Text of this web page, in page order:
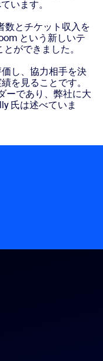
います。
数とチケット収入を
という新しいテ
ができました。
し、協力相手を決
を見ることです。
ーであり、弊社に大
氏は述べていま
当へのお問い合わせ